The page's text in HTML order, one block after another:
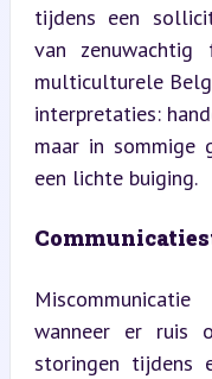
tijdens een
van
multiculturele
interpretaties:
maar in sommige
een lichte buiging.
wanneer er ruis
storingen tijdens